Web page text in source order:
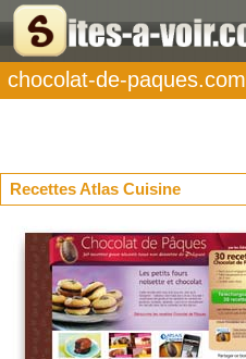
chocolat-de-paques.com
Recettes Atlas Cuisine